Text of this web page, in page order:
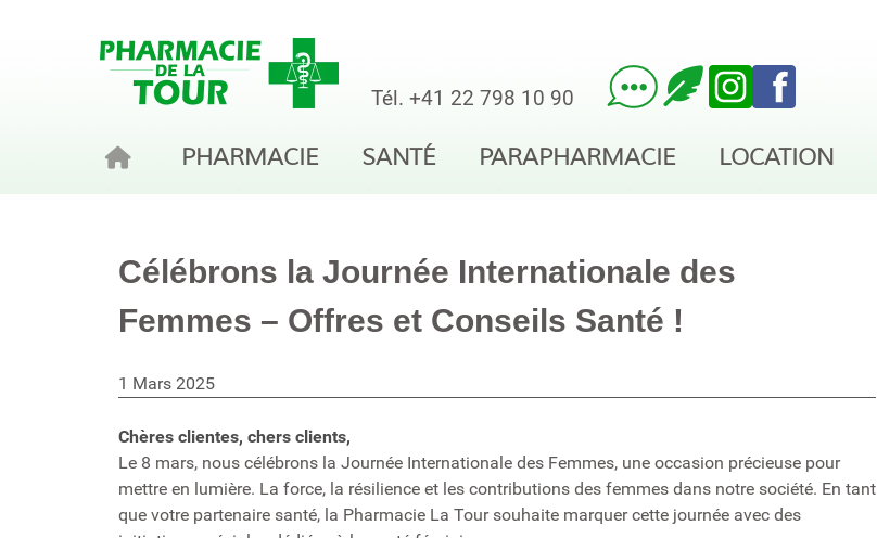
Tél. +41 22 798 10 90
PHARMACIE SANTÉ PARAPHARMACIE LOCATION
Célébrons la Journée Internationale des
Femmes – Offres et Conseils Santé !
1 Mars 2025
Chères clientes, chers clients,
Le 8 mars, nous célébrons la Journée Internationale des Femmes, une occasion précieuse pour
mettre en lumière. La force, la résilience et les contributions des femmes dans notre société. En tant
que votre partenaire santé, la Pharmacie La Tour souhaite marquer cette journée avec des